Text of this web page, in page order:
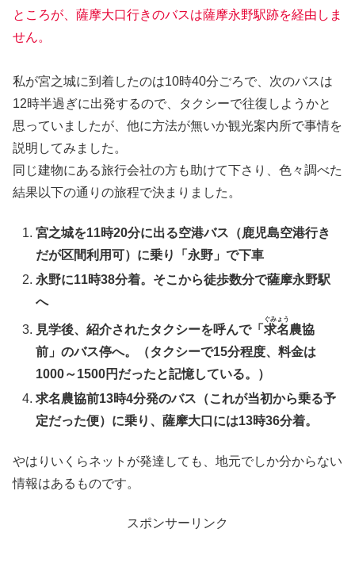
ところが、薩摩大口行きのバスは薩摩永野駅跡を経由しま
せん。
私が宮之城に到着したのは10時40分ごろで、次のバスは
12時半過ぎに出発するので、タクシーで往復しようかと
思っていましたが、他に方法が無いか観光案内所で事情を
説明してみました。
同じ建物にある旅行会社の方も助けて下さり、色々調べた
結果以下の通りの旅程で決まりました。
宮之城を11時20分に出る空港バス（鹿児島空港行き
だが区間利用可）に乗り「永野」で下車
永野に11時38分着。そこから徒歩数分で薩摩永野駅
へ
見学後、紹介されたタクシーを呼んで「求名
ぐみょう
農協
前」のバス停へ。（タクシーで15分程度、料金は
1000～1500円だったと記憶している。）
求名農協前13時4分発のバス（これが当初から乗る予
定だった便）に乗り、薩摩大口には13時36分着。
やはりいくらネットが発達しても、地元でしか分からない
情報はあるものです。
スポンサーリンク